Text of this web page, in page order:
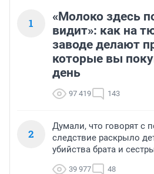
1
«Молоко здесь
видит»: как на
заводе делают
которые вы
день
97 419 143
2
Думали, что говорят с
следствие раскрыло
убийства брата и
39 977 48